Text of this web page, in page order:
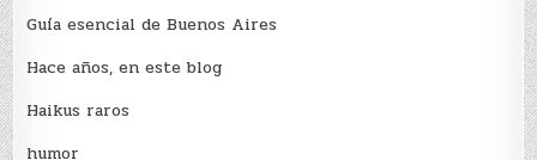
Guía esencial de Buenos Aires
Hace años, en este blog
Haikus raros
humor